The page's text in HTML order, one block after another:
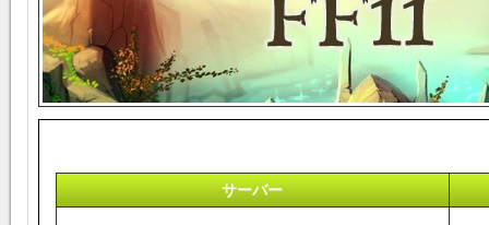
サーバー